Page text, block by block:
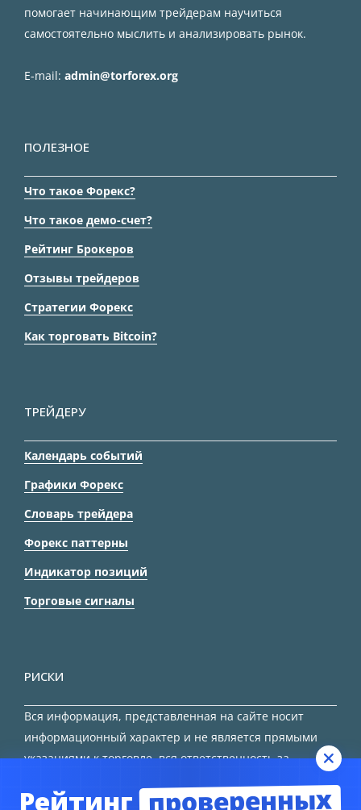
помогает начинающим трейдерам научиться
самостоятельно мыслить и анализировать рынок.
E-mail: admin@torforex.org
ПОЛЕЗНОЕ
Что такое Форекс?
Что такое демо-счет?
Рейтинг Брокеров
Отзывы трейдеров
Стратегии Форекс
Как торговать Bitcoin?
ТРЕЙДЕРУ
Календарь событий
Графики Форекс
Словарь трейдера
Форекс паттерны
Индикатор позиций
Торговые сигналы
РИСКИ
Вся информация, представленная на сайте носит
информационный характер и не является прямыми
указаниями к торговле, вся ответственность за
Рейтинг проверенных